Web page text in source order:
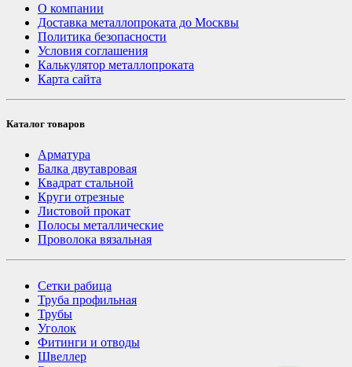
О компании
Доставка металлопроката до Москвы
Политика безопасности
Условия соглашения
Калькулятор металлопроката
Карта сайта
Каталог товаров
Арматура
Балка двутавровая
Квадрат стальной
Круги отрезные
Листовой прокат
Полосы металлические
Проволока вязальная
Сетки рабица
Труба профильная
Трубы
Уголок
Фитинги и отводы
Швеллер